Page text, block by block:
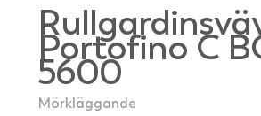
Portofino C
5600
Mörkläggande